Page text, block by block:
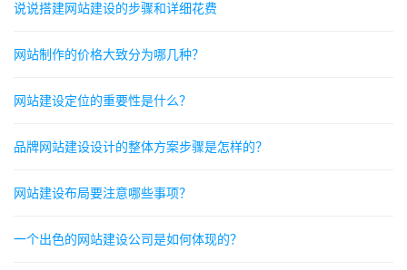
说说搭建网站建设的步骤和详细花费
网站制作的价格大致分为哪几种？
网站建设定位的重要性是什么？
品牌网站建设设计的整体方案步骤是怎样的？
网站建设布局要注意哪些事项？
一个出色的网站建设公司是如何体现的？